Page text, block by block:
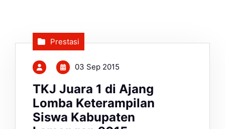
Prestasi
03 Sep 2015
TKJ Juara 1 di Ajang
Lomba Keterampilan
Siswa Kabupaten